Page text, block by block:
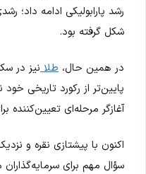
رشد پارابولیکی ادامه داد؛
شکل گرفته بود.
در همین حال، طلا
پایین‌تر از رکورد تاریخی
آغازگر مرحله‌ای تعیین‌کننده
اکنون با پیشتازی نقره و
سؤال مهم برای